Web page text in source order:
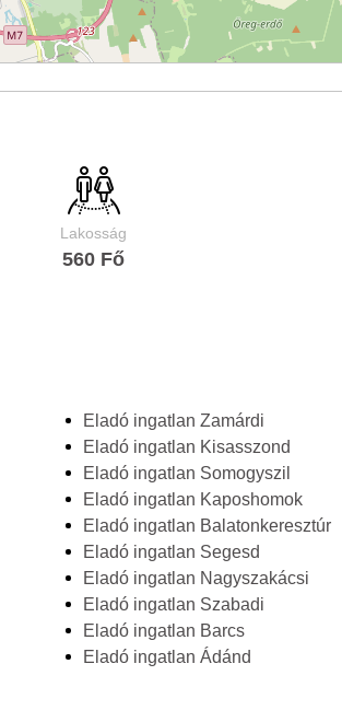
Lakosság
560 Fő
Eladó ingatlan Zamárdi
Eladó ingatlan Kisasszond
Eladó ingatlan Somogyszil
Eladó ingatlan Kaposhomok
Eladó ingatlan Balatonkeresztúr
Eladó ingatlan Segesd
Eladó ingatlan Nagyszakácsi
Eladó ingatlan Szabadi
Eladó ingatlan Barcs
Eladó ingatlan Ádánd